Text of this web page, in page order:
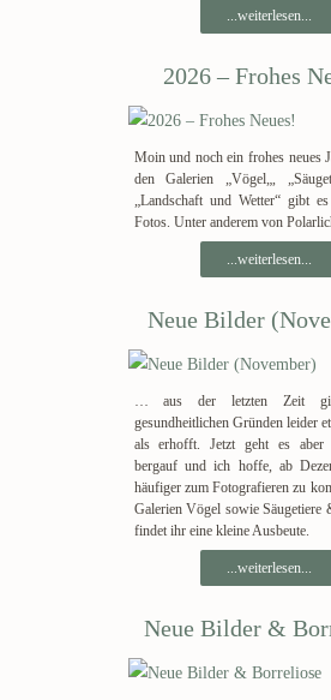
...weiterlesen...
2026 – Frohes
Moin und noch ein frohes neues
den Galerien „Vögel„,
„Landschaft und Wetter“ gibt
Fotos. Unter anderem von
...weiterlesen...
Neue Bilder
… aus der letzten Zeit
gesundheitlichen Gründen leider
als erhofft. Jetzt geht es aber
bergauf und ich hoffe, ab
häufiger zum Fotografieren zu
Galerien Vögel sowie Säugetiere
findet ihr eine kleine Ausbeute.
...weiterlesen...
Neue Bilder &